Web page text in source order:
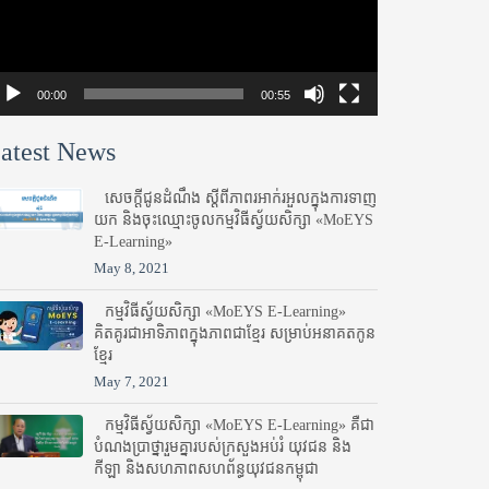
00:00 00:55
News
សេចក្តីជូនដំណឹង ស្តី​ពីភាព​រអាក់រអួល​ក្នុងការ​ទាញ​
យក និង​ចុះ​ឈ្មោះ​ចូល​កម្មវិធី​ស្វ័យសិក្សា «MoEYS
E-Learning»
May 8, 2021
កម្មវិធីស្វ័យសិក្សា «MoEYS E-Learning»
គិតគូរជាអាទិភាពក្នុងភាពជាខ្មែរ សម្រាប់អនាគតកូន
ខ្មែរ
May 7, 2021
កម្មវិធីស្វ័យសិក្សា «MoEYS E-Learning» គឺជា
បំណងប្រាថ្នារួមគ្នារបស់ក្រសួងអប់រំ​ យុវជន និង
កីឡា និងសហភាពសហព័ន្ធយុវជនកម្ពុជា